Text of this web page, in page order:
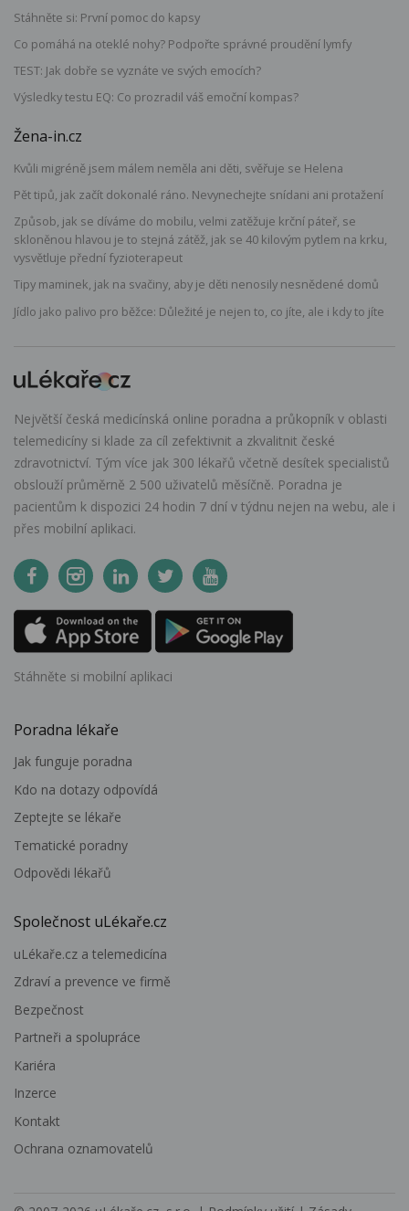
Stáhněte si: První pomoc do kapsy
Co pomáhá na oteklé nohy? Podpořte správné proudění lymfy
TEST: Jak dobře se vyznáte ve svých emocích?
Výsledky testu EQ: Co prozradil váš emoční kompas?
Žena-in.cz
Kvůli migréně jsem málem neměla ani děti, svěřuje se Helena
Pět tipů, jak začít dokonalé ráno. Nevynechejte snídani ani protažení
Způsob, jak se díváme do mobilu, velmi zatěžuje krční páteř, se
skloněnou hlavou je to stejná zátěž, jak se 40 kilovým pytlem na krku,
vysvětluje přední fyzioterapeut
Tipy maminek, jak na svačiny, aby je děti nenosily nesnědené domů
Jídlo jako palivo pro běžce: Důležité je nejen to, co jíte, ale i kdy to jíte
Největší česká medicínská online poradna a průkopník v oblasti
telemedicíny si klade za cíl zefektivnit a zkvalitnit české
zdravotnictví. Tým více jak 300 lékařů včetně desítek specialistů
obslouží průměrně 2 500 uživatelů měsíčně. Poradna je
pacientům k dispozici 24 hodin 7 dní v týdnu nejen na webu, ale i
přes mobilní aplikaci.
Stáhněte si mobilní aplikaci
Poradna lékaře
Jak funguje poradna
Kdo na dotazy odpovídá
Zeptejte se lékaře
Tematické poradny
Odpovědi lékařů
Společnost uLékaře.cz
uLékaře.cz a telemedicína
Zdraví a prevence ve firmě
Bezpečnost
Partneři a spolupráce
Kariéra
Inzerce
Kontakt
Ochrana oznamovatelů